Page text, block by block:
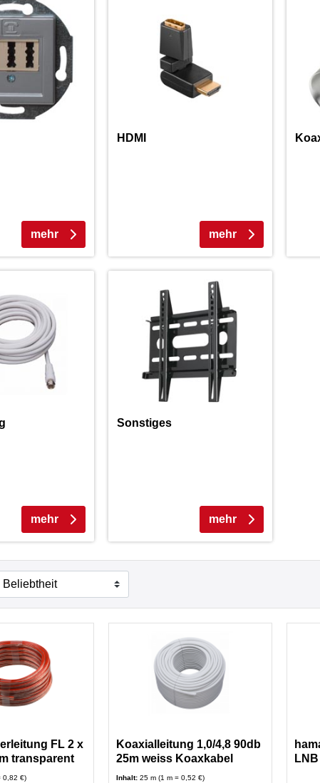
mehr
HDMI
mehr
mehr
Sonstiges
mehr
FL 2 x
transparent
0,82 €)
Koaxialleitung 1,0/4,8 90db
25m weiss Koaxkabel
Anschlußkabel
Inhalt: 25 m (1 m = 0,52 €)